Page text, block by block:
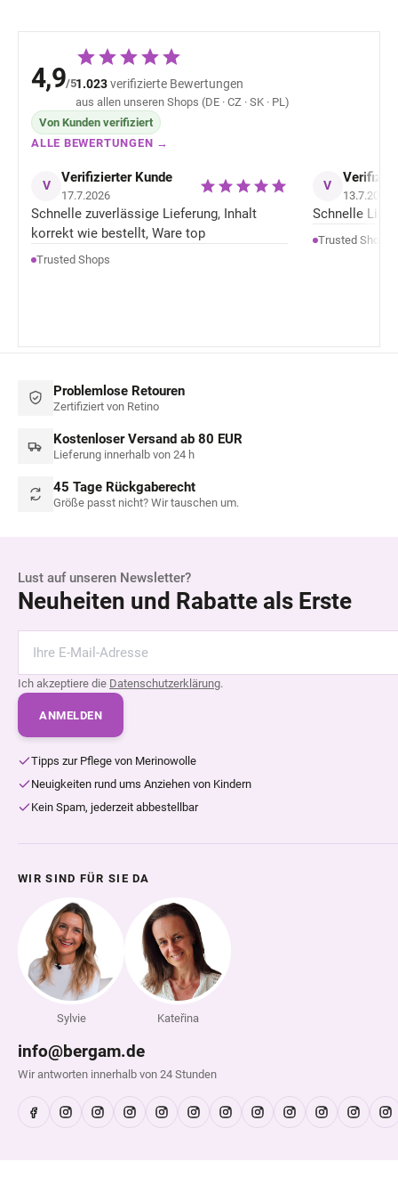
4,9/51.023verifizierte Bewertungen
aus allen unseren Shops (DE · CZ · SK · PL)
Von Kunden verifiziert
ALLE BEWERTUNGEN →
V Verifizierter Kunde
17.7.2026
Schnelle zuverlässige Lieferung, Inhalt
korrekt wie bestellt, Ware top
Trusted Shops
V
13.7.2026
Schnelle
Trusted Shops
Problemlose Retouren
Zertifiziert von Retino
Kostenloser Versand ab 80 EUR
Lieferung innerhalb von 24 h
45 Tage Rückgaberecht
Größe passt nicht? Wir tauschen um.
Lust auf unseren Newsletter?
Neuheiten und Rabatte als Erste
Ich akzeptiere die Datenschutzerklärung.
ANMELDEN
Tipps zur Pflege von Merinowolle
Neuigkeiten rund ums Anziehen von Kindern
Kein Spam, jederzeit abbestellbar
WIR SIND FÜR SIE DA
Sylvie Kateřina
info@bergam.de
Wir antworten innerhalb von 24 Stunden